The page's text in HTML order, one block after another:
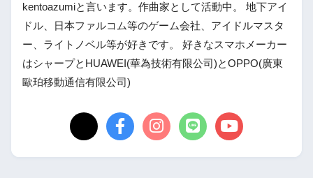
kentoazumiと言います。作曲家として活動中。 地下アイ
ドル、日本ファルコム等のゲーム会社、アイドルマスタ
ー、ライトノベル等が好きです。 好きなスマホメーカー
はシャープとHUAWEI(華為技術有限公司)とOPPO(廣東
歐珀移動通信有限公司)